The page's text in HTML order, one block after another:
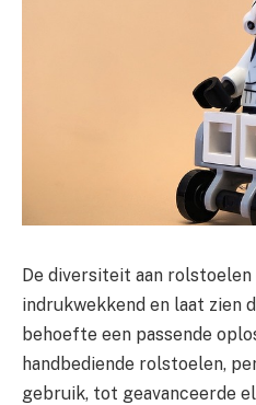
De diversiteit aan rolstoelen
indrukwekkend en laat zien
behoefte een passende
handbediende rolstoelen,
gebruik, tot geavanceerde